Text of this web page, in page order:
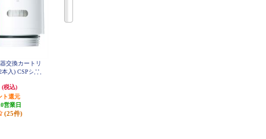
交換カートリ
入) CSPシリ
(税込)
ト還元
営業日
(25件)